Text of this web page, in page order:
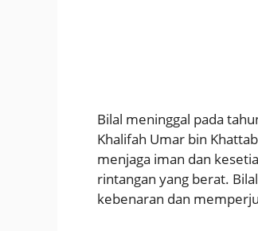
Bilal meninggal pada
Khalifah Umar bin
menjaga iman dan
rintangan yang berat.
kebenaran dan